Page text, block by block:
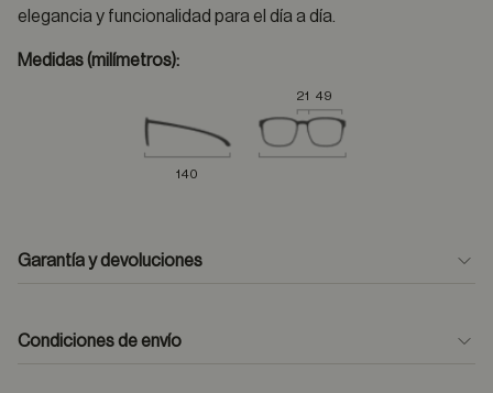
elegancia y funcionalidad para el día a día.
Medidas (milímetros):
21 49
140
Garantía y devoluciones
Condiciones de envío